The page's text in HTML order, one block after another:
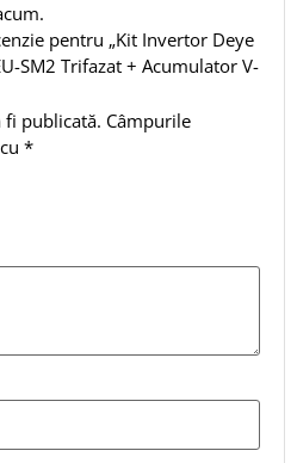
pentru „Kit Invertor Deye
SM2 Trifazat + Acumulator V-
fi publicată. Câmpurile
*